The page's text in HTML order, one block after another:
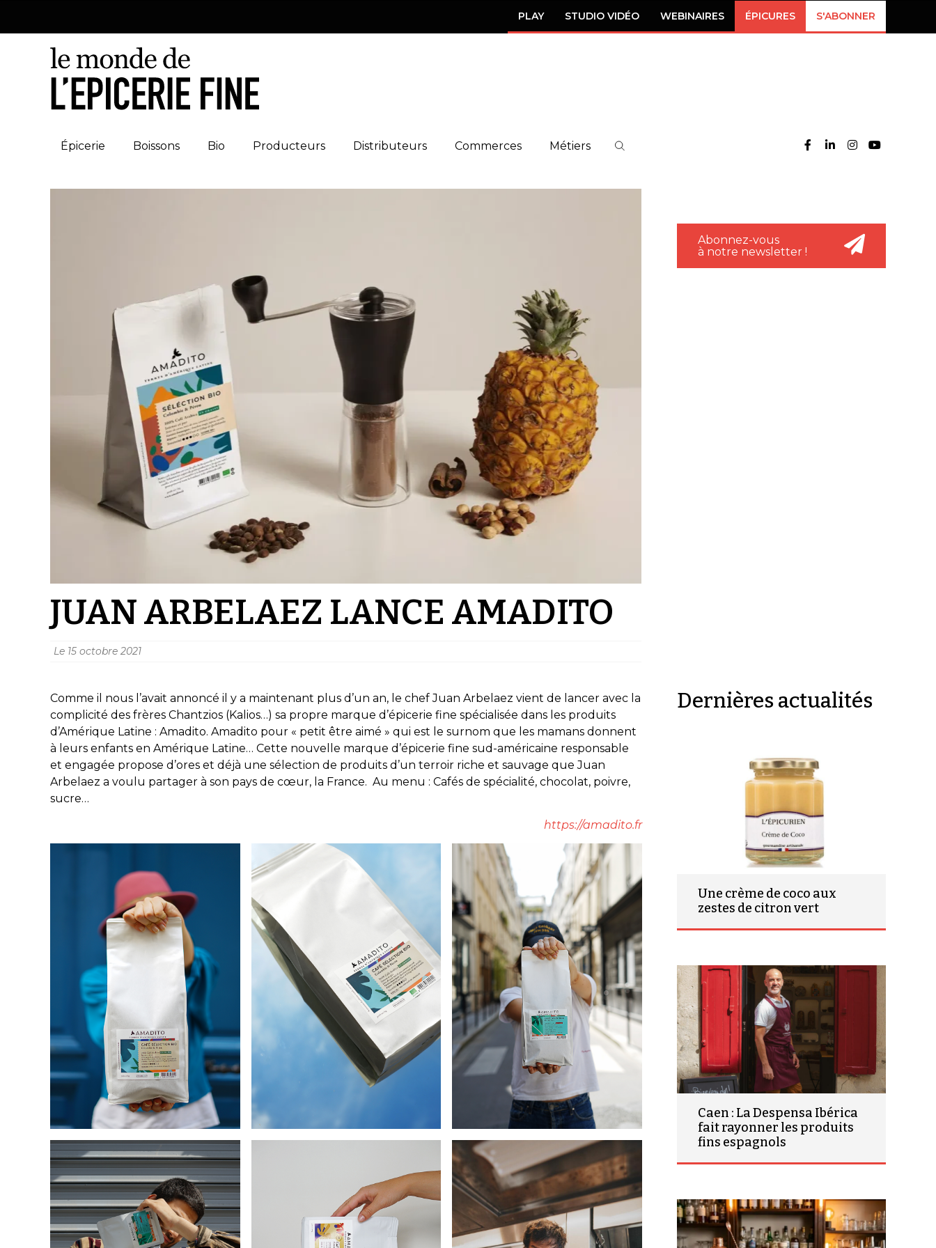
PLAY STUDIO VIDÉO WEBINAIRES ÉPICURES S'ABONNER
Épicerie Boissons Bio Producteurs Distributeurs Commerces Métiers
JUAN ARBELAEZ LANCE AMADITO
Le 15 octobre 2021
Abonnez-vous
à notre newsletter !
Comme il nous l’avait annoncé il y a maintenant plus d’un an, le chef Juan Arbelaez vient de lancer avec la
complicité des frères Chantzios (Kalios…) sa propre marque d’épicerie fine spécialisée dans les produits
d’Amérique Latine : Amadito. Amadito pour « petit être aimé » qui est le surnom que les mamans donnent
à leurs enfants en Amérique Latine… Cette nouvelle marque d’épicerie fine sud-américaine responsable
et engagée propose d’ores et déjà une sélection de produits d’un terroir riche et sauvage que Juan
Arbelaez a voulu partager à son pays de cœur, la France. Au menu : Cafés de spécialité, chocolat, poivre,
sucre…
https://amadito.fr
Dernières actualités
Une crème de coco aux
zestes de citron vert
Caen : La Despensa Ibérica
fait rayonner les produits
fins espagnols